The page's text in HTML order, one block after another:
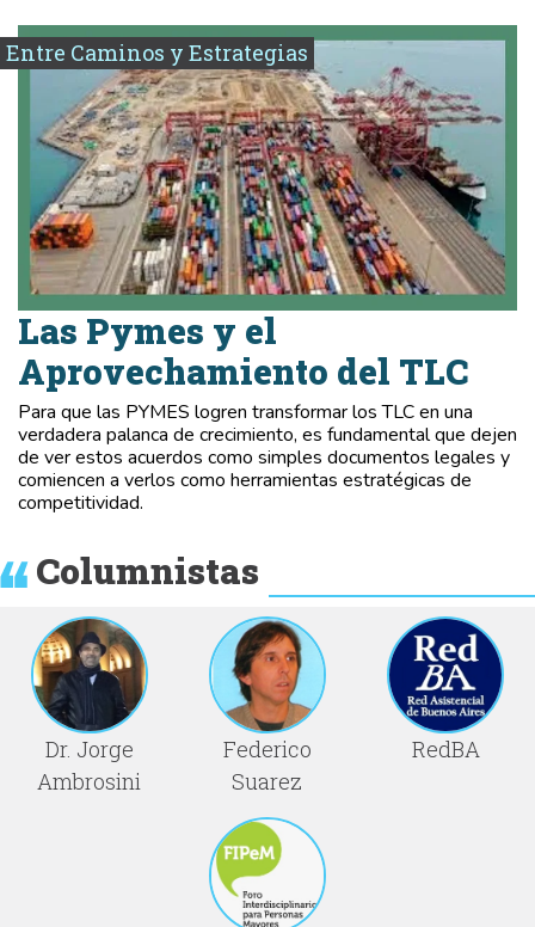
Entre Caminos y Estrategias
Las Pymes y el
Aprovechamiento del TLC
Para que las PYMES logren transformar los TLC en una
verdadera palanca de crecimiento, es fundamental que dejen
de ver estos acuerdos como simples documentos legales y
comiencen a verlos como herramientas estratégicas de
competitividad.
Columnistas
Dr. Jorge
Ambrosini
Federico
Suarez
RedBA